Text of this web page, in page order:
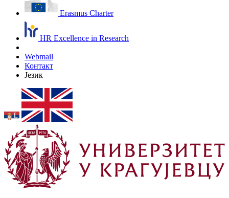
Erasmus Charter
HR Excellence in Research
Webmail
Контакт
Језик